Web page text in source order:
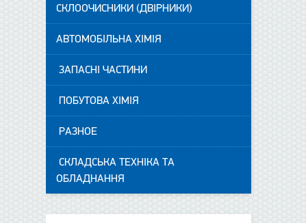
СКЛООЧИСНИКИ (ДВІРНИКИ)
АВТОМОБІЛЬНА ХІМІЯ
ЗАПАСНІ ЧАСТИНИ
ПОБУТОВА ХІМІЯ
РАЗНОЕ
СКЛАДСЬКА ТЕХНІКА ТА
ОБЛАДНАННЯ